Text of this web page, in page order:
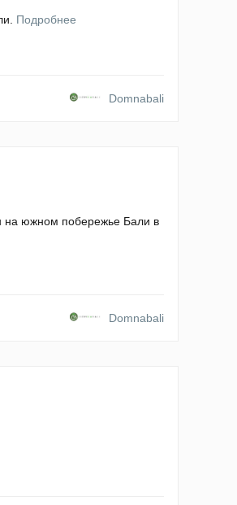
Подробнее
Domnabali
на южном побережье Бали в
Domnabali